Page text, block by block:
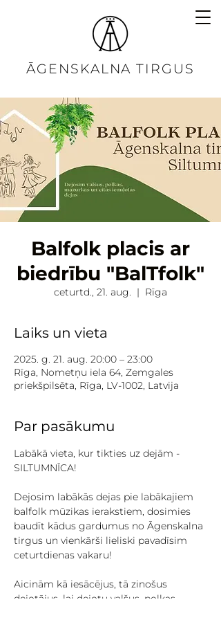
ĀGENSKALNA TIRGUS
Balfolk placis ar
biedrību "BalTfolk"
ceturtd., 21. aug.
  |
Rīga
Laiks un vieta
2025. g. 21. aug. 20:00 – 23:00
Rīga, Nometņu iela 64, Zemgales
priekšpilsēta, Rīga, LV-1002, Latvija
Par pasākumu
Labākā vieta, kur tikties uz dejām -
SILTUMNĪCA!
Dejosim labākās dejas pie labākajiem
balfolk mūzikas ierakstiem, dosimies
baudīt kādus gardumus no Āgenskalna
tirgus un vienkārši lieliski pavadīsim
ceturtdienas vakaru!
Aicinām kā iesācējus, tā zinošus
dejotājus, lai dejotu valšus, polkas,